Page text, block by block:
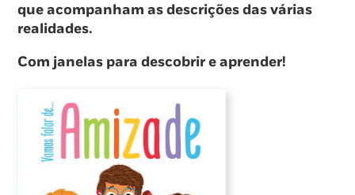
que acompanham as descrições das várias
realidades.
Com janelas para descobrir e aprender!